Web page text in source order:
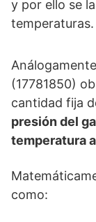
y por ello se
temperaturas.
(17781850)
cantidad fija
presión del
temperatura
como: